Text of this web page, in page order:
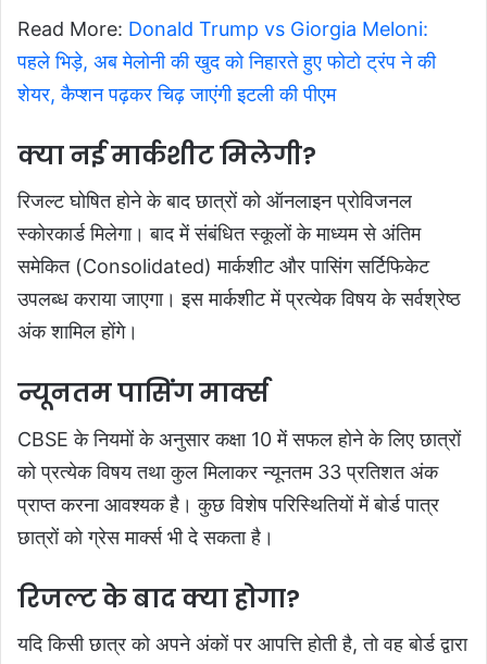
Read More: Donald Trump vs Giorgia Meloni:
पहले भिड़े, अब मेलोनी की खुद को निहारते हुए फोटो ट्रंप ने की
शेयर, कैप्शन पढ़कर चिढ़ जाएंगी इटली की पीएम
क्या नई मार्कशीट मिलेगी?
रिजल्ट घोषित होने के बाद छात्रों को ऑनलाइन प्रोविजनल
स्कोरकार्ड मिलेगा। बाद में संबंधित स्कूलों के माध्यम से अंतिम
समेकित (Consolidated) मार्कशीट और पासिंग सर्टिफिकेट
उपलब्ध कराया जाएगा। इस मार्कशीट में प्रत्येक विषय के सर्वश्रेष्ठ
अंक शामिल होंगे।
न्यूनतम पासिंग मार्क्स
CBSE के नियमों के अनुसार कक्षा 10 में सफल होने के लिए छात्रों
को प्रत्येक विषय तथा कुल मिलाकर न्यूनतम 33 प्रतिशत अंक
प्राप्त करना आवश्यक है। कुछ विशेष परिस्थितियों में बोर्ड पात्र
छात्रों को ग्रेस मार्क्स भी दे सकता है।
रिजल्ट के बाद क्या होगा?
यदि किसी छात्र को अपने अंकों पर आपत्ति होती है, तो वह बोर्ड द्वारा